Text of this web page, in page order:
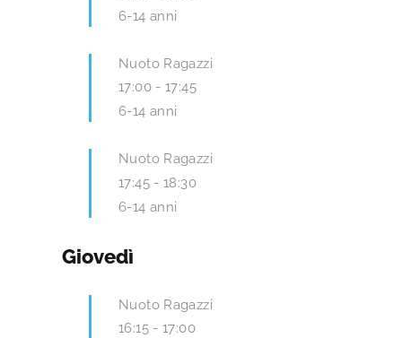
6-14 anni
Nuoto Ragazzi
17:00 -17:45
6-14 anni
Nuoto Ragazzi
17:45 -18:30
6-14 anni
Giovedì
Nuoto Ragazzi
16:15 -17:00